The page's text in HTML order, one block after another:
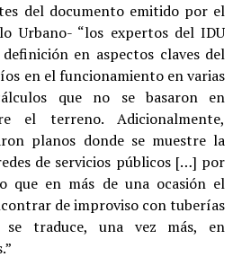
del documento emitido por el
Urbano- “los expertos del IDU
en aspectos claves del
en el funcionamiento en varias
que no se basaron en
el terreno. Adicionalmente,
planos donde se muestre la
de servicios públicos […] por
que en más de una ocasión el
de improviso con tuberías
traduce, una vez más, en